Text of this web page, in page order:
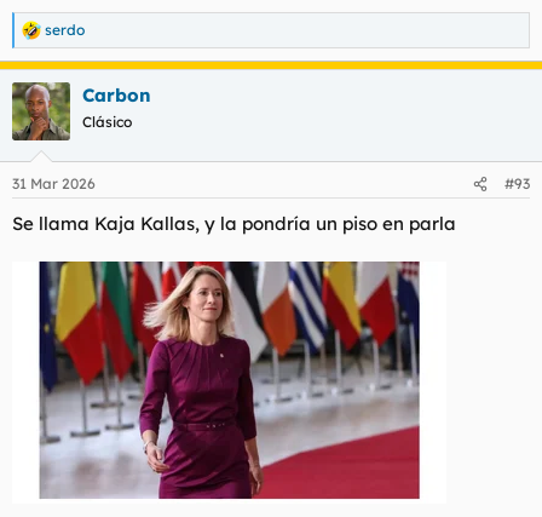
R
e
a
c
c
i
e
:
serdo
Carbon
Clásico
31 Mar 2026 #93
Se llama Kaja Kallas, y la pondría un piso en parla